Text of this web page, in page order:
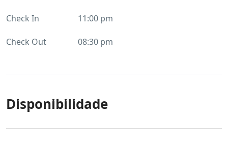
Check In 11:00 pm
Check Out 08:30 pm
Disponibilidade